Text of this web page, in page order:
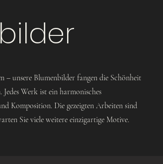
– unsere Blumenbilder fangen die Schönheit
Werk ist ein harmonisches
Komposition. Die gezeigten Arbeiten sind
Sie viele weitere einzigartige Motive.